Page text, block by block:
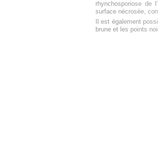
rhynchosporiose de
surface nécrosée,
Il est également
brune et les points